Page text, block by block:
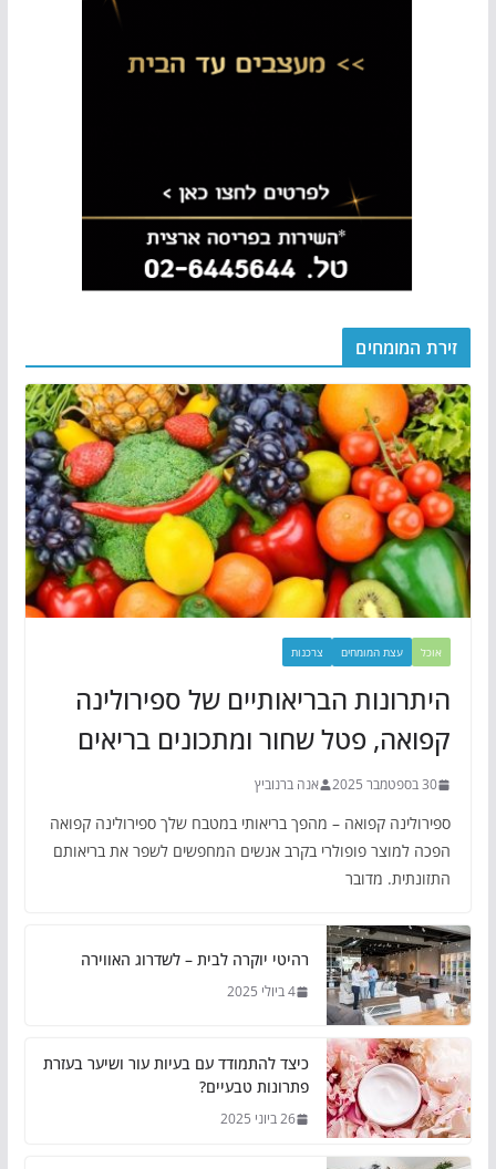
זירת המומחים
אוכל עצת המומחים צרכנות
היתרונות הבריאותיים של ספירולינה
קפואה, פטל שחור ומתכונים בריאים
30 בספטמבר 2025 אנה ברנוביץ
ספירולינה קפואה – מהפך בריאותי במטבח שלך ספירולינה קפואה
הפכה למוצר פופולרי בקרב אנשים המחפשים לשפר את בריאותם
התזונתית. מדובר
רהיטי יוקרה לבית – לשדרוג האווירה
4 ביולי 2025
כיצד להתמודד עם בעיות עור ושיער בעזרת
פתרונות טבעיים?
26 ביוני 2025